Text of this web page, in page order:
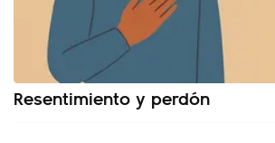
Resentimiento y perdón